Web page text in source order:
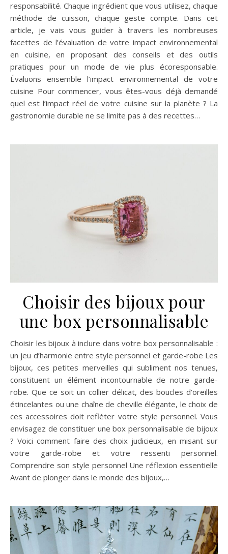
responsabilité. Chaque ingrédient que vous utilisez, chaque
méthode de cuisson, chaque geste compte. Dans cet
article, je vais vous guider à travers les nombreuses
facettes de l’évaluation de votre impact environnemental
en cuisine, en proposant des conseils et des outils
pratiques pour un mode de vie plus écoresponsable.
Évaluons ensemble l’impact environnemental de votre
cuisine Pour commencer, vous êtes-vous déjà demandé
quel est l’impact réel de votre cuisine sur la planète ? La
gastronomie durable ne se limite pas à des recettes…
Choisir des bijoux pour
une box personnalisable
Choisir les bijoux à inclure dans votre box personnalisable :
un jeu d’harmonie entre style personnel et garde-robe Les
bijoux, ces petites merveilles qui subliment nos tenues,
constituent un élément incontournable de notre garde-
robe. Que ce soit un collier délicat, des boucles d’oreilles
étincelantes ou une chaîne de cheville élégante, le choix de
ces accessoires doit refléter votre style personnel. Vous
envisagez de constituer une box personnalisable de bijoux
? Voici comment faire des choix judicieux, en misant sur
votre garde-robe et votre ressenti personnel.
Comprendre son style personnel Une réflexion essentielle
Avant de plonger dans le monde des bijoux,…